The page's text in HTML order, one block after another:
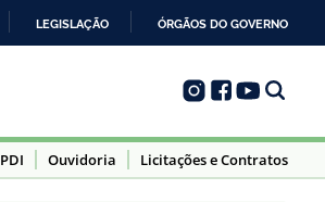
LEGISLAÇÃO ÓRGÃOS DO GOVERNO
PDI Ouvidoria Licitações e Contratos